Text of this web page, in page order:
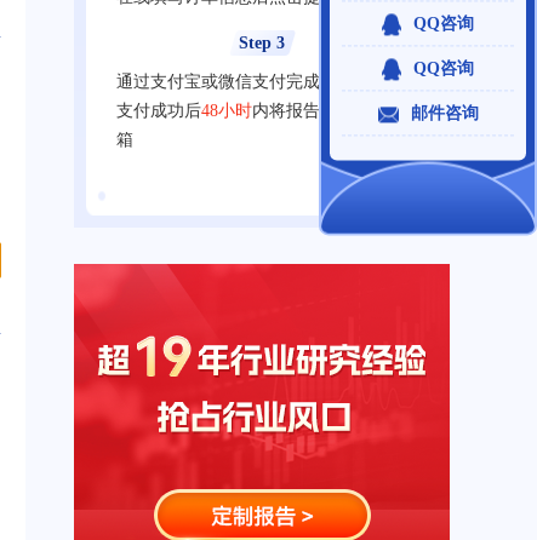
QQ咨询
QQ咨询
邮件咨询
Step 3
通过支付宝或微信支付完成在线支付，
支付成功后48小时内将报告发送至您邮
箱